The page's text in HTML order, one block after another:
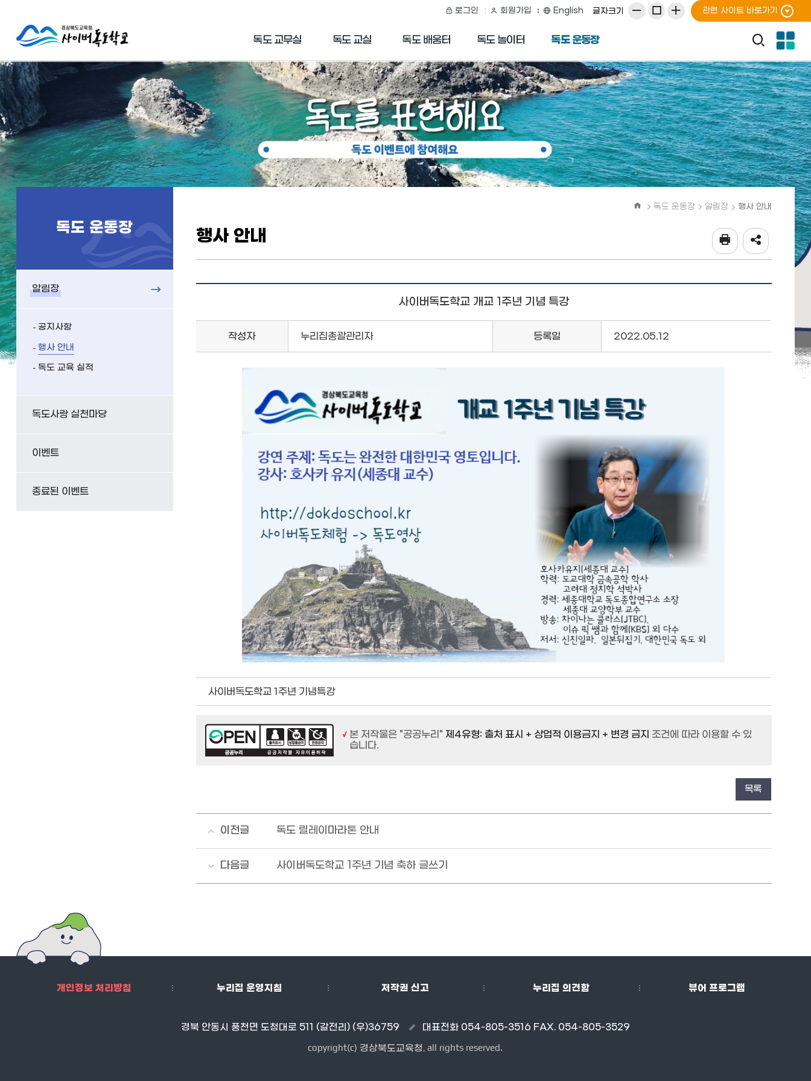
로그인 회원가입 English 글자크기 관련 사이트 바로가기
독도 교무실 독도 교실 독도 배움터 독도 놀이터 독도 운동장
통
합
검
색
열
기
전
메
뉴
독도 운동장
알림장
공지사항
행사 안내
독도 교육 실적
독도사랑 실천마당
이벤트
종료된 이벤트
홈 독도 운동장 알림장 행사 안내
행사 안내
이
지,
사이버독도학교 개교 1주년 기념 특강
작성자 누리집총괄관리자 등록일 2022.05.12
사이버독도학교 1주년 기념특강
본 저작물은 "공공누리" 제4유형: 출처 표시 + 상업적 이용금지 + 변경 금지 조건에 따라 이용할 수 있
습니다.
목록
이전글 독도 릴레이마라톤 안내
다음글 사이버독도학교 1주년 기념 축하 글쓰기
개인정보 처리방침 누리집 운영지침 저작권 신고 누리집 의견함 뷰어 프로그램
경북 안동시 풍천면 도청대로 511 (갈전리) (우)36759 대표전화 054-805-3516 FAX. 054-805-3529
copyright(c) 경상북도교육청.all rights reserved.